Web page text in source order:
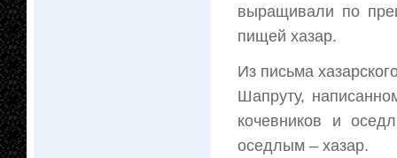
выращивали по
пищей хазар.
Из письма
Шапруту,
кочевников и
оседлым – хазар.